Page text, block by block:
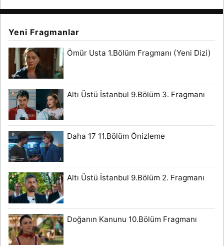
Yeni Fragmanlar
Ömür Usta 1.Bölüm Fragmanı (Yeni Dizi)
Altı Üstü İstanbul 9.Bölüm 3. Fragmanı
Daha 17 11.Bölüm Önizleme
Altı Üstü İstanbul 9.Bölüm 2. Fragmanı
Doğanın Kanunu 10.Bölüm Fragmanı